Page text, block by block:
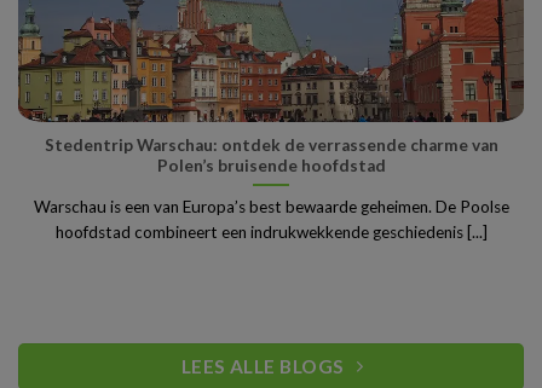
Stedentrip Warschau: ontdek de verrassende charme van
Polen’s bruisende hoofdstad
Warschau is een van Europa’s best bewaarde geheimen. De Poolse
hoofdstad combineert een indrukwekkende geschiedenis [...]
LEES ALLE BLOGS